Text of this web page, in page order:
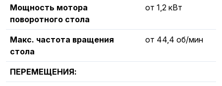
Мощность мотора
поворотного стола
от 1,2 кВт
Макс. частота вращения
стола
от 44,4 об/мин
ПЕРЕМЕЩЕНИЯ: